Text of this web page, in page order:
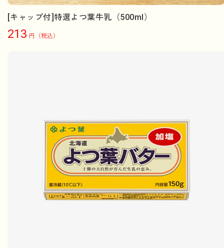
[キャップ付]特選よつ葉牛乳（500ml）
213 円（税込）